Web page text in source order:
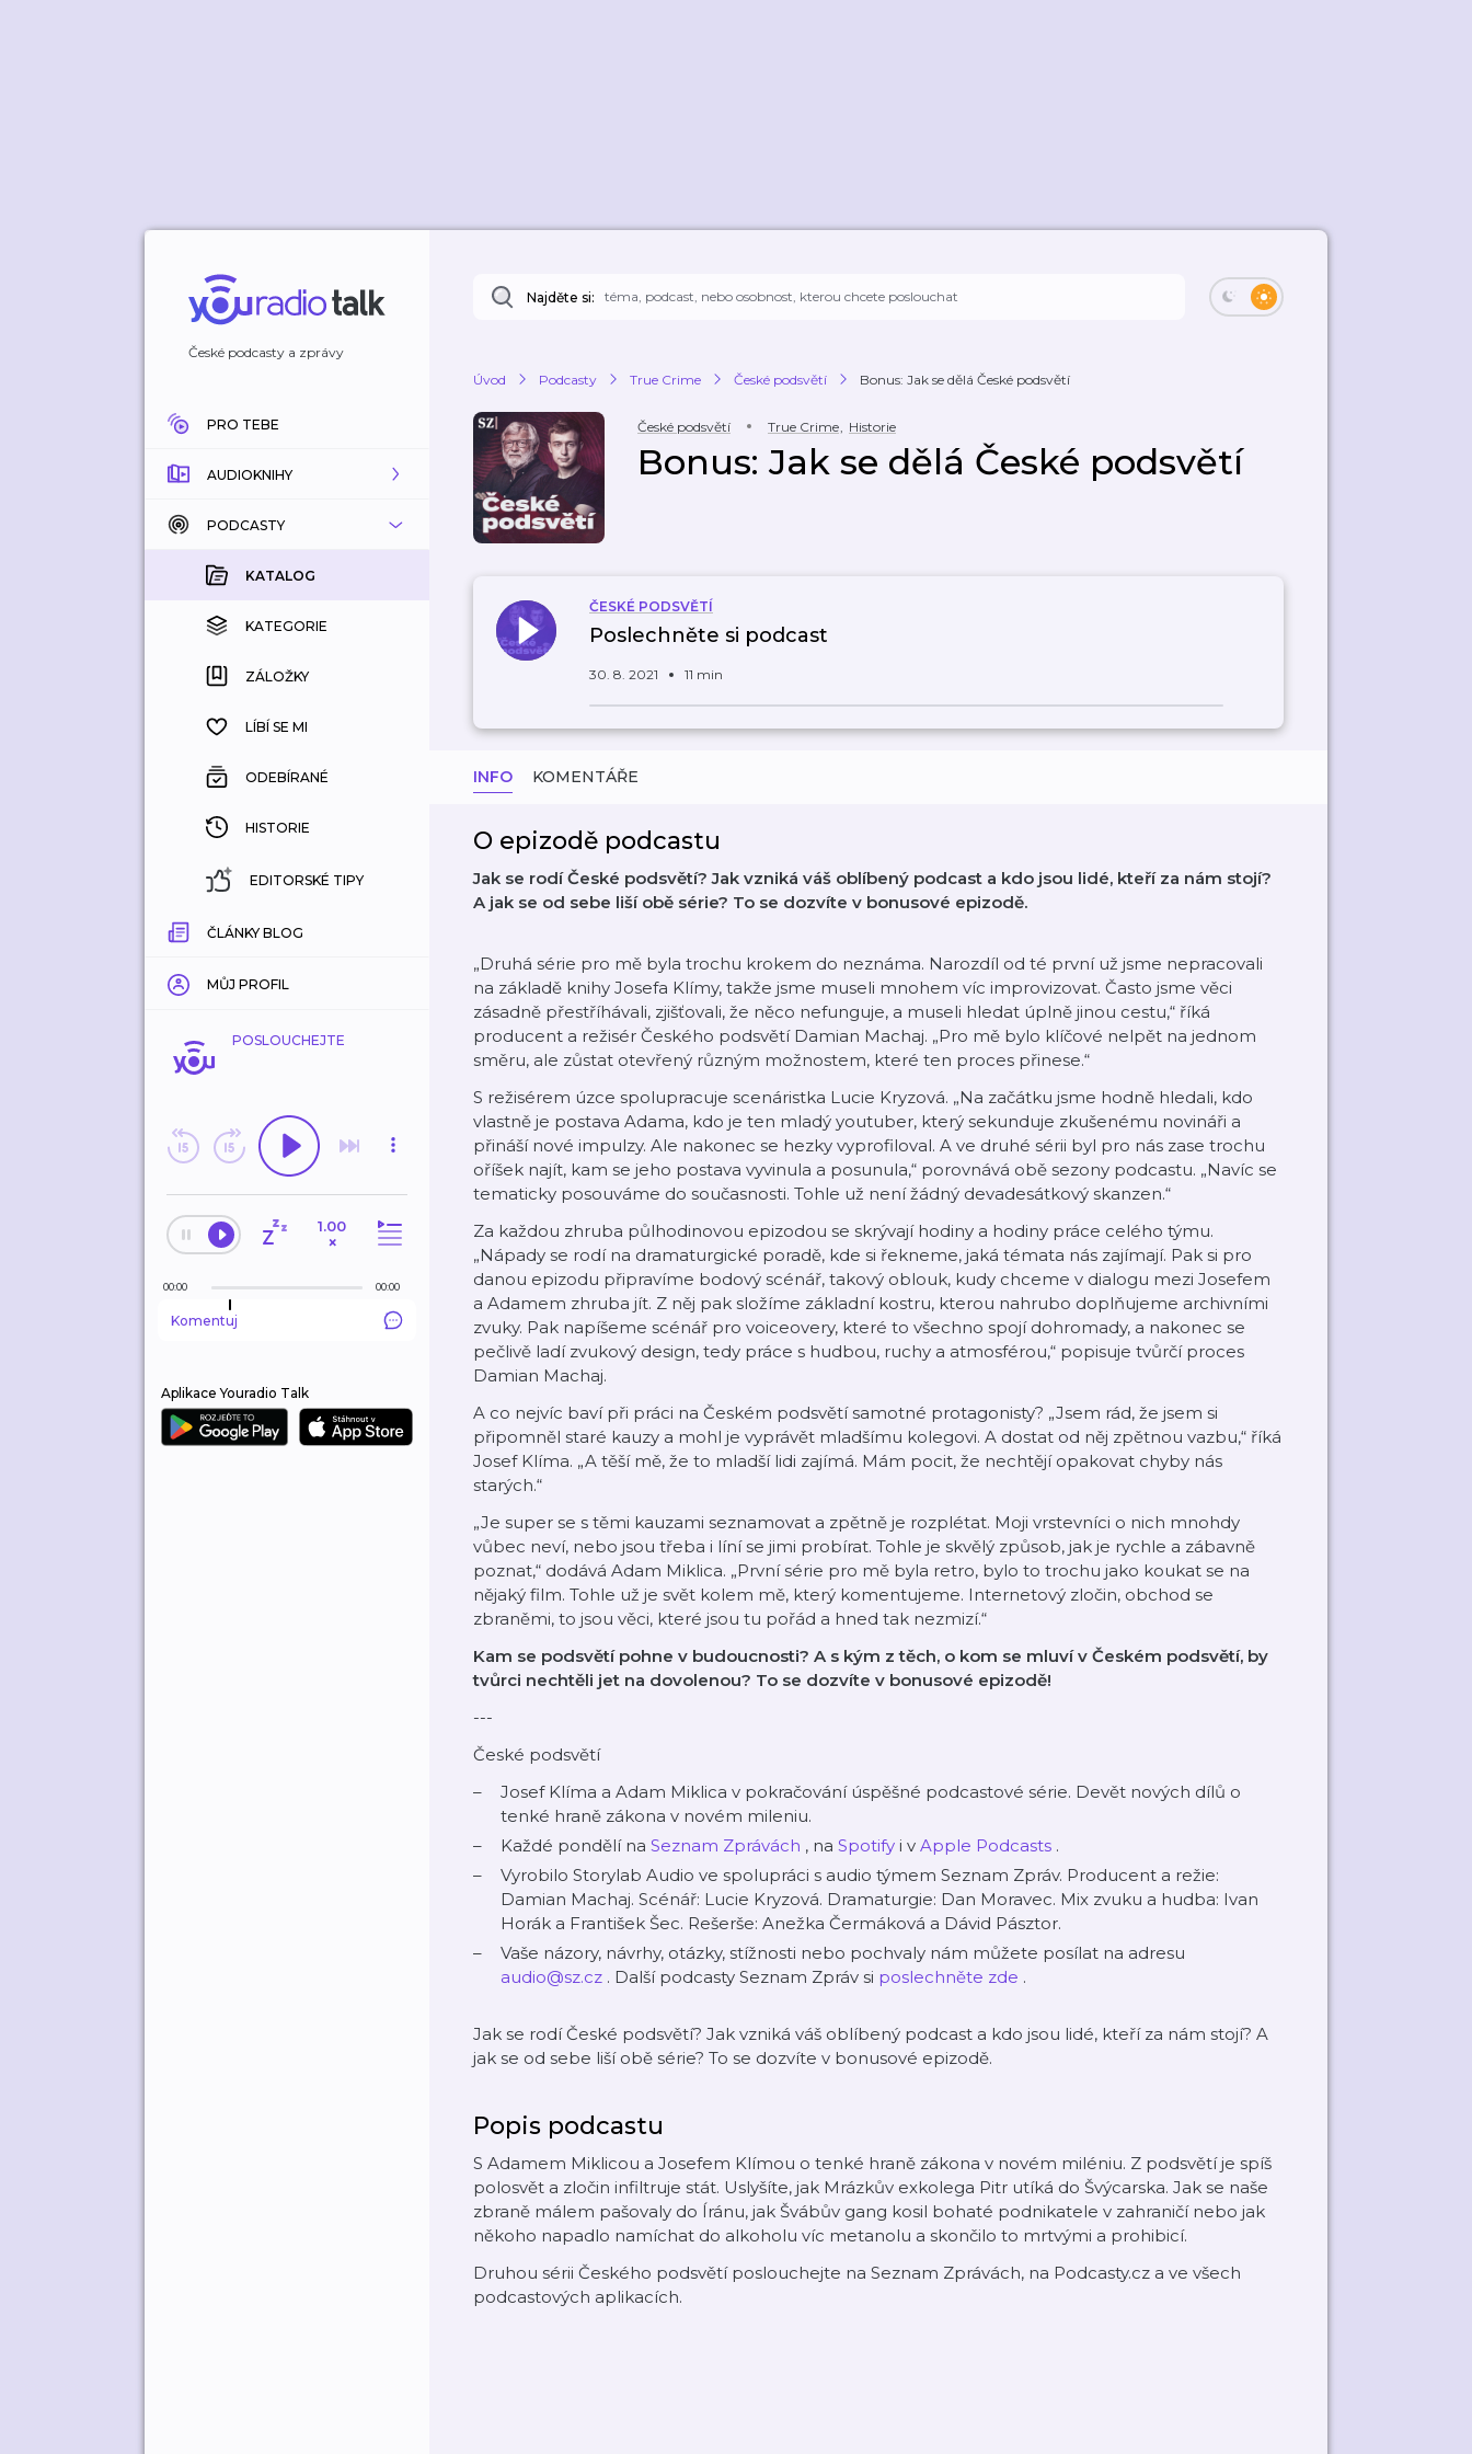
České podcasty a zprávy
PRO TEBE
AUDIOKNIHY
KATALOG
KOUPENÉ
KATEGORIE
ZÁLOŽKY
HISTORIE
PODCASTY
KATALOG
KATEGORIE
ZÁLOŽKY
LÍBÍ SE MI
ODEBÍRANÉ
HISTORIE
EDITORSKÉ TIPY
ČLÁNKY BLOG
MŮJ PROFIL
POSLOUCHEJTE
1.00
×
00:00 00:00
Komentuj
Aplikace Youradio Talk
Najděte si:
Úvod Podcasty True Crime České podsvětí Bonus: Jak se dělá České podsvětí
České podsvětí True Crime, Historie
Bonus: Jak se dělá České podsvětí
ČESKÉ PODSVĚTÍ
Poslechněte si podcast
30. 8. 2021 11 min
INFO KOMENTÁŘE
O epizodě podcastu
Jak se rodí České podsvětí? Jak vzniká váš oblíbený podcast a kdo jsou lidé, kteří za nám stojí?
A jak se od sebe liší obě série? To se dozvíte v bonusové epizodě.
„Druhá série pro mě byla trochu krokem do neznáma. Narozdíl od té první už jsme nepracovali
na základě knihy Josefa Klímy, takže jsme museli mnohem víc improvizovat. Často jsme věci
zásadně přestříhávali, zjišťovali, že něco nefunguje, a museli hledat úplně jinou cestu,“ říká
producent a režisér Českého podsvětí Damian Machaj. „Pro mě bylo klíčové nelpět na jednom
směru, ale zůstat otevřený různým možnostem, které ten proces přinese.“
S režisérem úzce spolupracuje scenáristka Lucie Kryzová. „Na začátku jsme hodně hledali, kdo
vlastně je postava Adama, kdo je ten mladý youtuber, který sekunduje zkušenému novináři a
přináší nové impulzy. Ale nakonec se hezky vyprofiloval. A ve druhé sérii byl pro nás zase trochu
oříšek najít, kam se jeho postava vyvinula a posunula,“ porovnává obě sezony podcastu. „Navíc se
tematicky posouváme do současnosti. Tohle už není žádný devadesátkový skanzen.“
Za každou zhruba půlhodinovou epizodou se skrývají hodiny a hodiny práce celého týmu.
„Nápady se rodí na dramaturgické poradě, kde si řekneme, jaká témata nás zajímají. Pak si pro
danou epizodu připravíme bodový scénář, takový oblouk, kudy chceme v dialogu mezi Josefem
a Adamem zhruba jít. Z něj pak složíme základní kostru, kterou nahrubo doplňujeme archivními
zvuky. Pak napíšeme scénář pro voiceovery, které to všechno spojí dohromady, a nakonec se
pečlivě ladí zvukový design, tedy práce s hudbou, ruchy a atmosférou,“ popisuje tvůrčí proces
Damian Machaj.
A co nejvíc baví při práci na Českém podsvětí samotné protagonisty? „Jsem rád, že jsem si
připomněl staré kauzy a mohl je vyprávět mladšímu kolegovi. A dostat od něj zpětnou vazbu,“ říká
Josef Klíma. „A těší mě, že to mladší lidi zajímá. Mám pocit, že nechtějí opakovat chyby nás
starých.“
„Je super se s těmi kauzami seznamovat a zpětně je rozplétat. Moji vrstevníci o nich mnohdy
vůbec neví, nebo jsou třeba i líní se jimi probírat. Tohle je skvělý způsob, jak je rychle a zábavně
poznat,“ dodává Adam Miklica. „První série pro mě byla retro, bylo to trochu jako koukat se na
nějaký film. Tohle už je svět kolem mě, který komentujeme. Internetový zločin, obchod se
zbraněmi, to jsou věci, které jsou tu pořád a hned tak nezmizí.“
Kam se podsvětí pohne v budoucnosti? A s kým z těch, o kom se mluví v Českém podsvětí, by
tvůrci nechtěli jet na dovolenou? To se dozvíte v bonusové epizodě!
---
České podsvětí
Josef Klíma a Adam Miklica v pokračování úspěšné podcastové série. Devět nových dílů o
tenké hraně zákona v novém mileniu.
Každé pondělí na Seznam Zprávách , na Spotify i v Apple Podcasts .
Vyrobilo Storylab Audio ve spolupráci s audio týmem Seznam Zpráv. Producent a režie:
Damian Machaj. Scénář: Lucie Kryzová. Dramaturgie: Dan Moravec. Mix zvuku a hudba: Ivan
Horák a František Šec. Rešerše: Anežka Čermáková a Dávid Pásztor.
Vaše názory, návrhy, otázky, stížnosti nebo pochvaly nám můžete posílat na adresu
audio@sz.cz . Další podcasty Seznam Zpráv si poslechněte zde .
Jak se rodí České podsvětí? Jak vzniká váš oblíbený podcast a kdo jsou lidé, kteří za nám stojí? A
jak se od sebe liší obě série? To se dozvíte v bonusové epizodě.
Popis podcastu
S Adamem Miklicou a Josefem Klímou o tenké hraně zákona v novém miléniu. Z podsvětí je spíš
polosvět a zločin infiltruje stát. Uslyšíte, jak Mrázkův exkolega Pitr utíká do Švýcarska. Jak se naše
zbraně málem pašovaly do Íránu, jak Švábův gang kosil bohaté podnikatele v zahraničí nebo jak
někoho napadlo namíchat do alkoholu víc metanolu a skončilo to mrtvými a prohibicí.
Druhou sérii Českého podsvětí poslouchejte na Seznam Zprávách, na Podcasty.cz a ve všech
podcastových aplikacích.